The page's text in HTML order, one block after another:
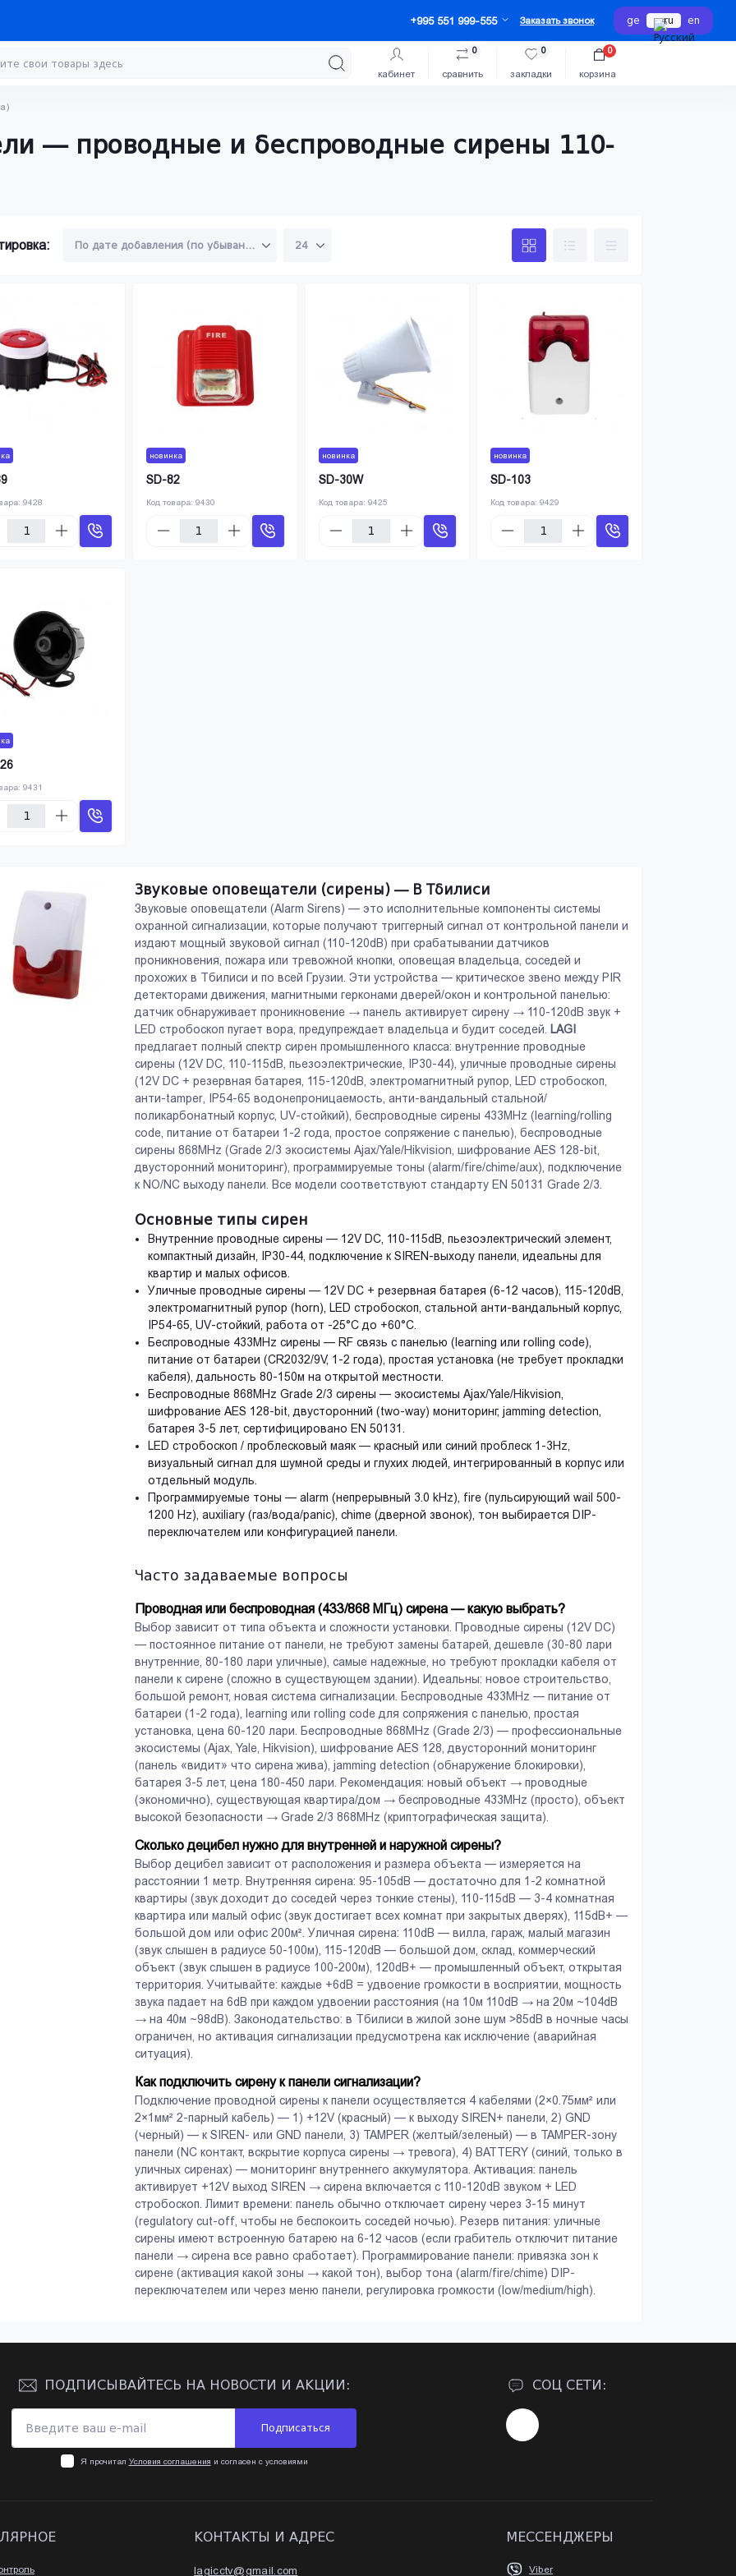
+995 551 999-555 Заказать звонок ge ru en
кабинет сравнить
0
закладки
0
корзина
0
— проводные и беспроводные сирены 110-
дома через
Умный Дом
Интеллектуальное управление
домом через технологии.
Посмотреть
Аксессуары
Широкий выбор аксессуаров для
систем безопасности.
Посмотреть
Пожарная
9428
новинка
SD-82
Код товара: 9430
новинка
SD-30W
Код товара: 9425
новинка
SD-103
Код товара:9429
9431
Звуковые оповещатели (сирены) — В Тбилиси
Звуковые оповещатели (Alarm Sirens) — это исполнительные компоненты системы
охранной сигнализации, которые получают триггерный сигнал от контрольной панели и
издают мощный звуковой сигнал (110-120dB) при срабатывании датчиков
проникновения, пожара или тревожной кнопки, оповещая владельца, соседей и
прохожих в Тбилиси и по всей Грузии. Эти устройства — критическое звено между PIR
детекторами движения, магнитными герконами дверей/окон и контрольной панелью:
датчик обнаруживает проникновение → панель активирует сирену → 110-120dB звук +
LED стробоскоп пугает вора, предупреждает владельца и будит соседей. LAGI
предлагает полный спектр сирен промышленного класса: внутренние проводные
сирены (12V DC, 110-115dB, пьезоэлектрические, IP30-44), уличные проводные сирены
(12V DC + резервная батарея, 115-120dB, электромагнитный рупор, LED стробоскоп,
анти-tamper, IP54-65 водонепроницаемость, анти-вандальный стальной/
поликарбонатный корпус, UV-стойкий), беспроводные сирены 433MHz (learning/rolling
code, питание от батареи 1-2 года, простое сопряжение с панелью), беспроводные
сирены 868MHz (Grade 2/3 экосистемы Ajax/Yale/Hikvision, шифрование AES 128-bit,
двусторонний мониторинг), программируемые тоны (alarm/fire/chime/aux), подключение
к NO/NC выходу панели. Все модели соответствуют стандарту EN 50131 Grade 2/3.
Основные типы сирен
Внутренние проводные сирены — 12V DC, 110-115dB, пьезоэлектрический элемент,
компактный дизайн, IP30-44, подключение к SIREN-выходу панели, идеальны для
квартир и малых офисов.
Уличные проводные сирены — 12V DC + резервная батарея (6-12 часов), 115-120dB,
электромагнитный рупор (horn), LED стробоскоп, стальной анти-вандальный корпус,
IP54-65, UV-стойкий, работа от -25°C до +60°C.
Беспроводные 433MHz сирены — RF связь с панелью (learning или rolling code),
питание от батареи (CR2032/9V, 1-2 года), простая установка (не требует прокладки
кабеля), дальность 80-150м на открытой местности.
Беспроводные 868MHz Grade 2/3 сирены — экосистемы Ajax/Yale/Hikvision,
шифрование AES 128-bit, двусторонний (two-way) мониторинг, jamming detection,
батарея 3-5 лет, сертифицировано EN 50131.
LED стробоскоп / проблесковый маяк — красный или синий проблеск 1-3Hz,
визуальный сигнал для шумной среды и глухих людей, интегрированный в корпус или
отдельный модуль.
Программируемые тоны — alarm (непрерывный 3.0 kHz), fire (пульсирующий wail 500-
1200 Hz), auxiliary (газ/вода/panic), chime (дверной звонок), тон выбирается DIP-
переключателем или конфигурацией панели.
Часто задаваемые вопросы
Проводная или беспроводная (433/868 МГц) сирена — какую выбрать?
Выбор зависит от типа объекта и сложности установки. Проводные сирены (12V DC)
— постоянное питание от панели, не требуют замены батарей, дешевле (30-80 лари
внутренние, 80-180 лари уличные), самые надежные, но требуют прокладки кабеля от
панели к сирене (сложно в существующем здании). Идеальны: новое строительство,
большой ремонт, новая система сигнализации. Беспроводные 433MHz — питание от
батареи (1-2 года), learning или rolling code для сопряжения с панелью, простая
установка, цена 60-120 лари. Беспроводные 868MHz (Grade 2/3) — профессиональные
экосистемы (Ajax, Yale, Hikvision), шифрование AES 128, двусторонний мониторинг
(панель «видит» что сирена жива), jamming detection (обнаружение блокировки),
батарея 3-5 лет, цена 180-450 лари. Рекомендация: новый объект → проводные
(экономично), существующая квартира/дом → беспроводные 433MHz (просто), объект
высокой безопасности → Grade 2/3 868MHz (криптографическая защита).
Сколько децибел нужно для внутренней и наружной сирены?
Выбор децибел зависит от расположения и размера объекта — измеряется на
расстоянии 1 метр. Внутренняя сирена: 95-105dB — достаточно для 1-2 комнатной
квартиры (звук доходит до соседей через тонкие стены), 110-115dB — 3-4 комнатная
квартира или малый офис (звук достигает всех комнат при закрытых дверях), 115dB+ —
большой дом или офис 200м². Уличная сирена: 110dB — вилла, гараж, малый магазин
(звук слышен в радиусе 50-100м), 115-120dB — большой дом, склад, коммерческий
объект (звук слышен в радиусе 100-200м), 120dB+ — промышленный объект, открытая
территория. Учитывайте: каждые +6dB = удвоение громкости в восприятии, мощность
звука падает на 6dB при каждом удвоении расстояния (на 10м 110dB → на 20м ~104dB
→ на 40м ~98dB). Законодательство: в Тбилиси в жилой зоне шум >85dB в ночные часы
ограничен, но активация сигнализации предусмотрена как исключение (аварийная
ситуация).
Как подключить сирену к панели сигнализации?
Подключение проводной сирены к панели осуществляется 4 кабелями (2×0.75мм² или
2×1мм² 2-парный кабель) — 1) +12V (красный) — к выходу SIREN+ панели, 2) GND
(черный) — к SIREN- или GND панели, 3) TAMPER (желтый/зеленый) — в TAMPER-зону
панели (NC контакт, вскрытие корпуса сирены → тревога), 4) BATTERY (синий, только в
уличных сиренах) — мониторинг внутреннего аккумулятора. Активация: панель
активирует +12V выход SIREN → сирена включается с 110-120dB звуком + LED
стробоскоп. Лимит времени: панель обычно отключает сирену через 3-15 минут
(regulatory cut-off, чтобы не беспокоить соседей ночью). Резерв питания: уличные
сирены имеют встроенную батарею на 6-12 часов (если грабитель отключит питание
панели → сирена все равно сработает). Программирование панели: привязка зон к
сирене (активация какой зоны → какой тон), выбор тона (alarm/fire/chime) DIP-
переключателем или через меню панели, регулировка громкости (low/medium/high).
СОЦ СЕТИ:
ПОДПИСЫВАЙТЕСЬ НА НОВОСТИ И АКЦИИ:
Подписаться
Я прочитал Условия соглашения и согласен с условиями
КОНТАКТЫ И АДРЕС
lagicctv@gmail.com
МЕССЕНДЖЕРЫ
Viber